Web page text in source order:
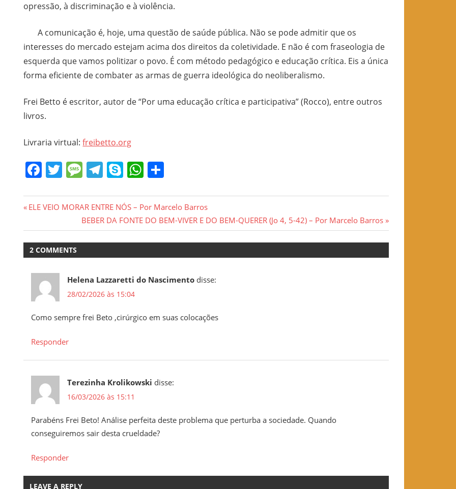
opressão, à discriminação e à violência.
A comunicação é, hoje, uma questão de saúde pública. Não se pode admitir que os
interesses do mercado estejam acima dos direitos da coletividade. E não é com fraseologia de
esquerda que vamos politizar o povo. É com método pedagógico e educação crítica. Eis a única
forma eficiente de combater as armas de guerra ideológica do neoliberalismo.
Frei Betto é escritor, autor de “Por uma educação crítica e participativa” (Rocco), entre outros
livros.
Livraria virtual:freibetto.org
Facebook
Twitter
Message
Telegram
SkypeWhatsApp
Navegação
de
Post
Previous
ELE VEIO MORAR ENTRE NÓS – Por Marcelo Barros
Next
Post:
BEBER DA FONTE DO BEM-VIVER E DO BEM-QUERER (Jo 4, 5-42) – Por Marcelo Barros
2 COMMENTS
Helena Lazzaretti do Nascimento disse:
28/02/2026 às 15:04
Como sempre frei Beto ,cirúrgico em suas colocações
Responder
Terezinha Krolikowski disse:
16/03/2026 às 15:11
Parabéns Frei Beto! Análise perfeita deste problema que perturba a sociedade. Quando
conseguiremos sair desta crueldade?
Responder
LEAVE A REPLY